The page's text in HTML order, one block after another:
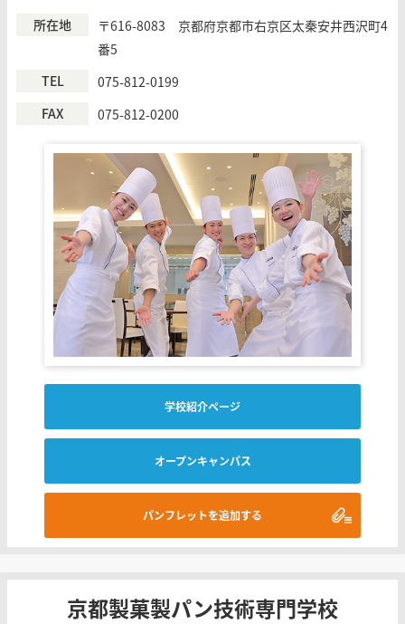
所在地
〒616-8083 京都府京都市右京区太秦安井西沢町4
番5
TEL
075-812-0199
FAX
075-812-0200
学校紹介ページ
オープンキャンパス
パンフレットを追加する
京都製菓製パン技術専門学校